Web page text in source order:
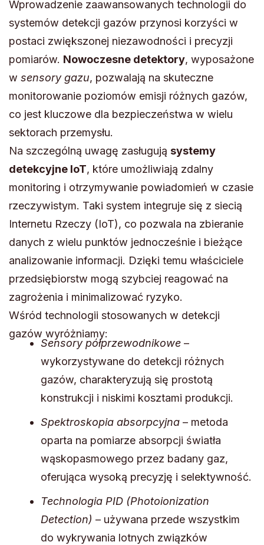
Wprowadzenie zaawansowanych technologii do
systemów detekcji gazów przynosi korzyści w
postaci zwiększonej niezawodności i precyzji
pomiarów. Nowoczesne detektory, wyposażone
w sensory gazu, pozwalają na skuteczne
monitorowanie poziomów emisji różnych gazów,
co jest kluczowe dla bezpieczeństwa w wielu
sektorach przemysłu.
Na szczególną uwagę zasługują systemy
detekcyjne IoT, które umożliwiają zdalny
monitoring i otrzymywanie powiadomień w czasie
rzeczywistym. Taki system integruje się z siecią
Internetu Rzeczy (IoT), co pozwala na zbieranie
danych z wielu punktów jednocześnie i bieżące
analizowanie informacji. Dzięki temu właściciele
przedsiębiorstw mogą szybciej reagować na
zagrożenia i minimalizować ryzyko.
Wśród technologii stosowanych w detekcji
gazów wyróżniamy:
Sensory półprzewodnikowe –
wykorzystywane do detekcji różnych
gazów, charakteryzują się prostotą
konstrukcji i niskimi kosztami produkcji.
Spektroskopia absorpcyjna – metoda
oparta na pomiarze absorpcji światła
wąskopasmowego przez badany gaz,
oferująca wysoką precyzję i selektywność.
Technologia PID (Photoionization
Detection) – używana przede wszystkim
do wykrywania lotnych związków